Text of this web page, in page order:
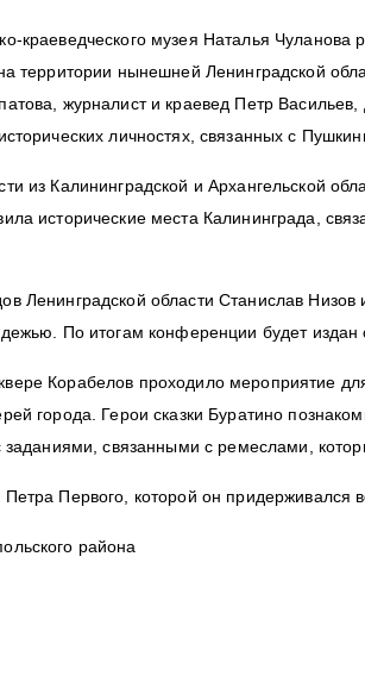
краеведческого музея Наталья
территории нынешней Ленинградской
журналист и краевед Петр
личностях, связанных с
из Калининградской и Архангельской
исторические места Калининграда,
Ленинградской области Станислав
По итогам конференции будет издан
Корабелов проходило мероприятие
города. Герои сказки Буратино
заданиями, связанными с ремеслами,
Первого, которой он
района